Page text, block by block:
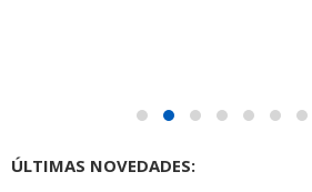
ÚLTIMAS NOVEDADES: